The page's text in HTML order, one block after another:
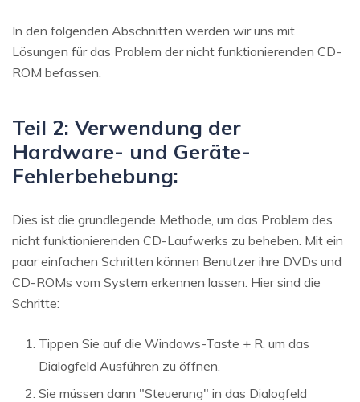
In den folgenden Abschnitten werden wir uns mit
Lösungen für das Problem der nicht funktionierenden CD-
ROM befassen.
Teil 2: Verwendung der
Hardware- und Geräte-
Fehlerbehebung:
Dies ist die grundlegende Methode, um das Problem des
nicht funktionierenden CD-Laufwerks zu beheben. Mit ein
paar einfachen Schritten können Benutzer ihre DVDs und
CD-ROMs vom System erkennen lassen. Hier sind die
Schritte:
Tippen Sie auf die Windows-Taste + R, um das
Dialogfeld Ausführen zu öffnen.
Sie müssen dann "Steuerung" in das Dialogfeld